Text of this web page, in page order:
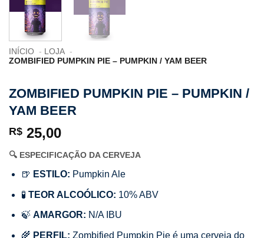
INÍCIO
LOJA
ZOMBIFIED PUMPKIN PIE – PUMPKIN / YAM BEER
ZOMBIFIED PUMPKIN PIE – PUMPKIN /
YAM BEER
R$ 25,00
🔍 ESPECIFICAÇÃO DA CERVEJA
🍺 ESTILO: Pumpkin Ale
🧪 TEOR ALCOÓLICO: 10% ABV
🍃 AMARGOR: N/A IBU
🌾 PERFIL: Zombified Pumpkin Pie é uma cerveja do